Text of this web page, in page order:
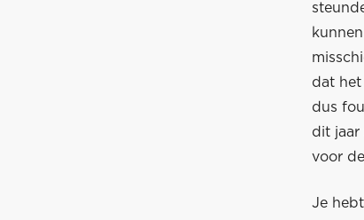
dat het
dus
dit jaar
voor
Je